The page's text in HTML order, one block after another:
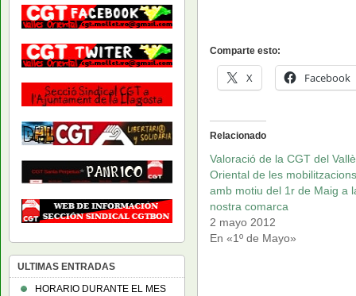
Comparte esto:
X Facebook
Relacionado
Valoració de la CGT del
Oriental de les mobilitzacions
amb motiu del 1r de Maig a
nostra comarca
2 mayo 2012
En «1º de Mayo»
ULTIMAS ENTRADAS
HORARIO DURANTE EL MES